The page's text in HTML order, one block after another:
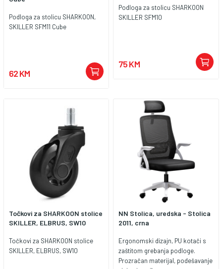
Promjer: 100 cm - Debljina: 3 mm
- Savršen dodatak svakoj sobi za
ogrebotine - Protuklizna površina
osigurava stabilnost i sigurnost
Podloga za stolicu SHARKOON,
SKILLER SFM11 Cube
62 KM
Podloga za stolicu SHARKOON
SKILLER SFM10
75 KM
Točkovi za SHARKOON stolice
SKILLER, ELBRUS, SW10
Točkovi za SHARKOON stolice
SKILLER, ELBRUS, SW10
NN Stolica, uredska - Stolica
2011, crna
Ergonomski dizajn, PU kotači s
zaštitom grebanja podloge.
Prozračan materijal, podešavanje